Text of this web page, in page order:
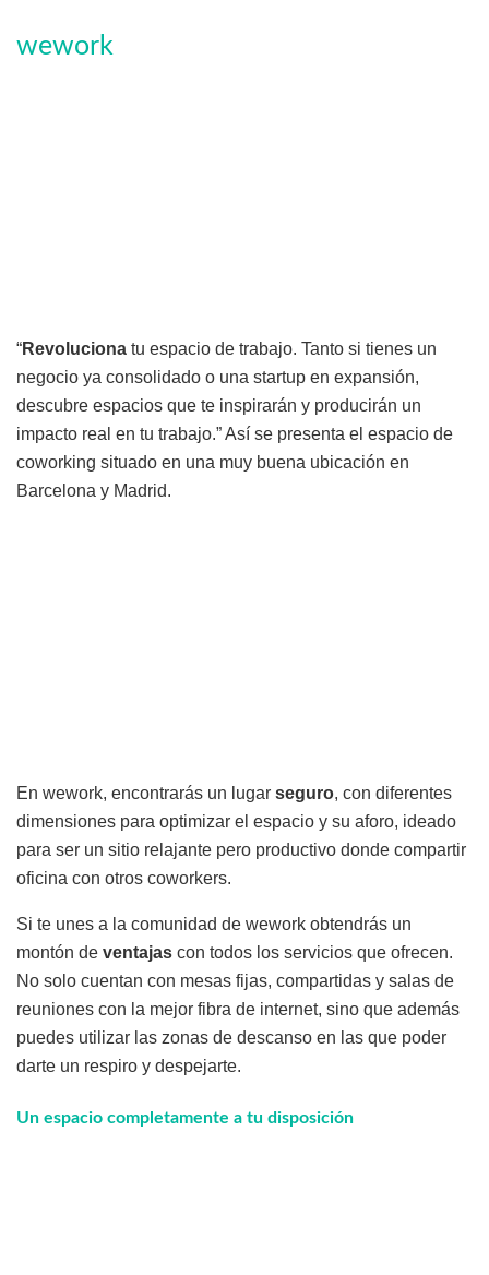
wework
“Revoluciona tu espacio de trabajo. Tanto si tienes un
negocio ya consolidado o una startup en expansión,
descubre espacios que te inspirarán y producirán un
impacto real en tu trabajo.” Así se presenta el espacio de
coworking situado en una muy buena ubicación en
Barcelona y Madrid.
En wework, encontrarás un lugar seguro, con diferentes
dimensiones para optimizar el espacio y su aforo, ideado
para ser un sitio relajante pero productivo donde compartir
oficina con otros coworkers.
Si te unes a la comunidad de wework obtendrás un
montón de ventajas con todos los servicios que ofrecen.
No solo cuentan con mesas fijas, compartidas y salas de
reuniones con la mejor fibra de internet, sino que además
puedes utilizar las zonas de descanso en las que poder
darte un respiro y despejarte.
Un espacio completamente a tu disposición